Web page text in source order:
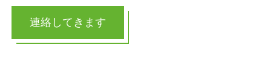
連絡してきます